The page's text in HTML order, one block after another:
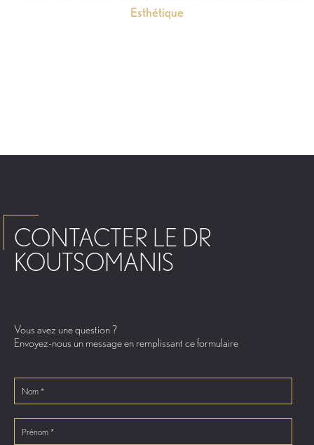
Esthétique
CONTACTER LE DR
KOUTSOMANIS
Vous avez une question ?
Envoyez-nous un message en remplissant ce formulaire